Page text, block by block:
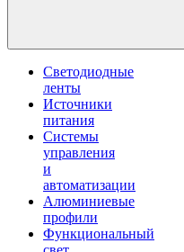
Светодиодные
ленты
Источники
питания
Системы
управления
и
автоматизации
Алюминиевые
профили
Функциональный